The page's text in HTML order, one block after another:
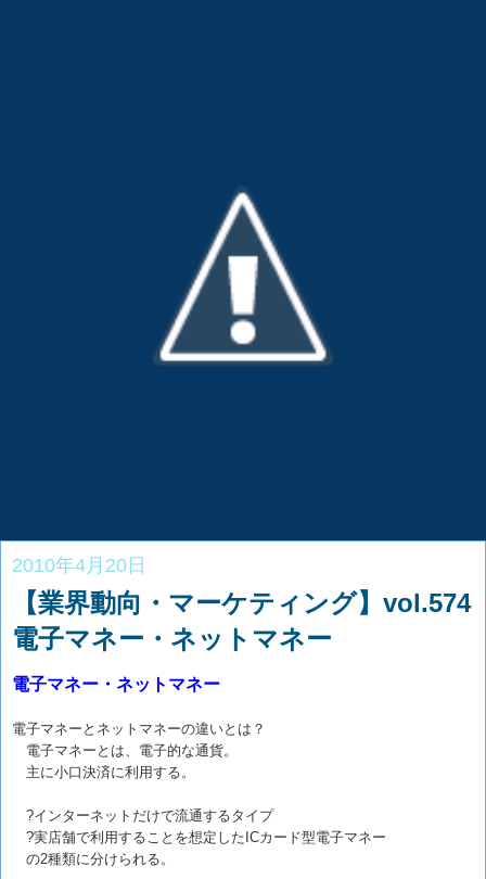
2010年4月20日
【業界動向・マーケティング】vol.574
電子マネー・ネットマネー
電子マネー・ネットマネー
電子マネーとネットマネーの違いとは？
電子マネーとは、電子的な通貨。
主に小口決済に利用する。
?インターネットだけで流通するタイプ
?実店舗で利用することを想定したICカード型電子マネー
の2種類に分けられる。